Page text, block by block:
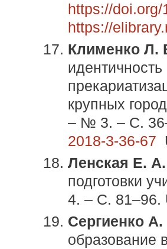
https://doi.org/
https://
Клименко
крупных
– № 3. – С.
2018-3-36-67
Ленская Е.
подготовки
4. – C.
Сергиенко
образование